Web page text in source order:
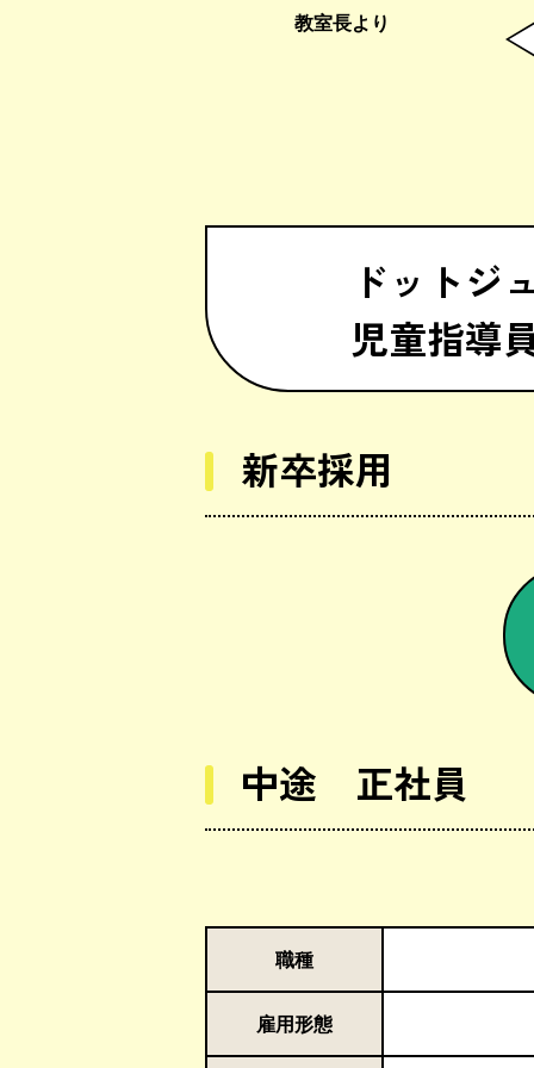
教室長より
ドットジ
児童指導
新卒採用
中途 正社員
職種
雇用形態